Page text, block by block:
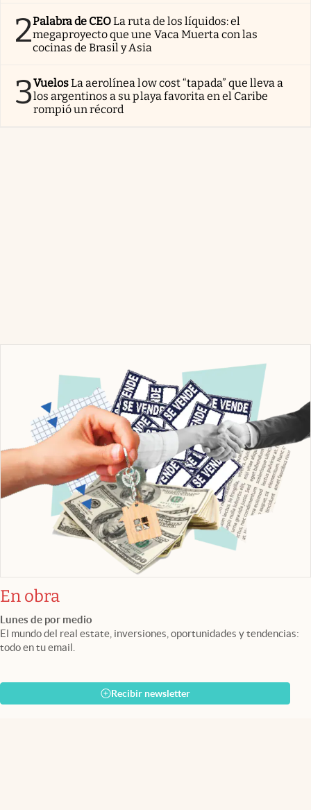
2Palabra de CEOLa ruta de los líquidos: el
megaproyecto que une Vaca Muerta con las
cocinas de Brasil y Asia
3VuelosLa aerolínea low cost “tapada” que lleva a
los argentinos a su playa favorita en el Caribe
rompió un récord
En obra
Lunes de por medio
El mundo del real estate, inversiones, oportunidades y tendencias:
todo en tu email.
Recibir newsletter